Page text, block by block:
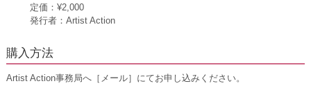
定価：¥2,000
発行者：Artist Action
購入方法
Artist Action事務局へ［メール］にてお申し込みください。